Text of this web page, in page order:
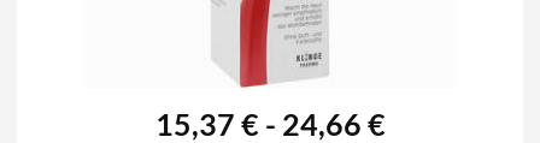
15,37 € - 24,66 €